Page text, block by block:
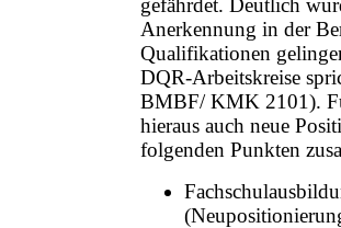
gefährdet. Deutlich
Anerkennung in der
Qualifikationen
DQR-Arbeitskreise
BMBF/ KMK 2101).
hieraus auch neue
folgenden Punkten